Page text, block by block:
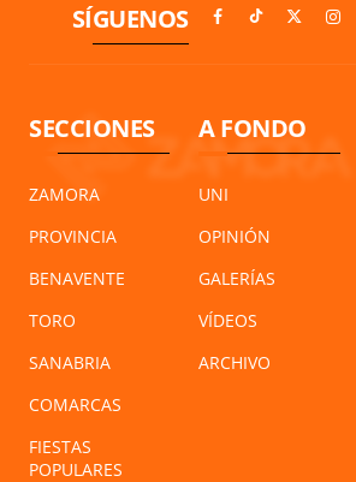
SÍGUENOS
SECCIONES
ZAMORA
PROVINCIA
BENAVENTE
TORO
SANABRIA
COMARCAS
FIESTAS
POPULARES
A FONDO
UNI
OPINIÓN
GALERÍAS
VÍDEOS
ARCHIVO